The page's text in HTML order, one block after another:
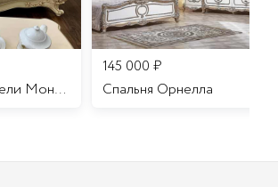
Комплект мягкой мебели Мона Лиза
145 000 ₽
Cпальня Орнелла